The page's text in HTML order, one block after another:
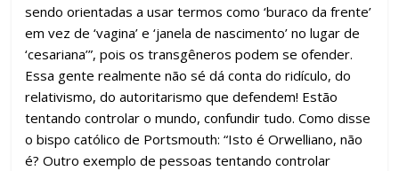
sendo orientadas a usar termos como ‘buraco da frente’
em vez de ‘vagina’ e ‘janela de nascimento’ no lugar de
‘cesariana’”, pois os transgêneros podem se ofender.
Essa gente realmente não sé dá conta do ridículo, do
relativismo, do autoritarismo que defendem! Estão
tentando controlar o mundo, confundir tudo. Como disse
o bispo católico de Portsmouth: “Isto é Orwelliano, não
é? Outro exemplo de pessoas tentando controlar